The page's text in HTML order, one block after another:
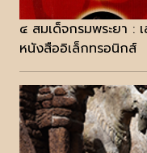
๔ สมเด็จกรมพระยา :
หนังสืออิเล็กทรอนิกส์